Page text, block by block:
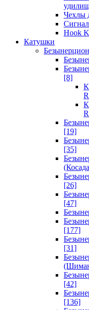
Чехлы
Hook
Катушки
[8]
[19]
[35]
[26]
[47]
[177]
[31]
[42]
[136]